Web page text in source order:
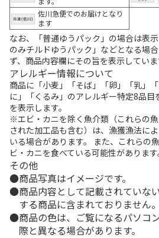
佐川急便でのお届けとなり
ます
なお、「普通ゆうパック」の場合は表
のみチルドゆうパック」などとなる場
ず、商品内容欄にその旨を表示していま
アレルギー情報について
商品に「小麦」「そば」「卵」「乳」
に」「くるみ」のアレルギー特定8品目
を表示します。
※エビ・カニを除く魚介類（これらの
された加工品も含む）は、漁獲漁法に
いる場合があります。 また、これらの
ビ・カニを食べている可能性があります
その他
商品写真はイメージです。
商品内容として記載されていな
する商品に含まれておりません。
商品の色は、ご覧になるパソコ
際と異なる場合があります。